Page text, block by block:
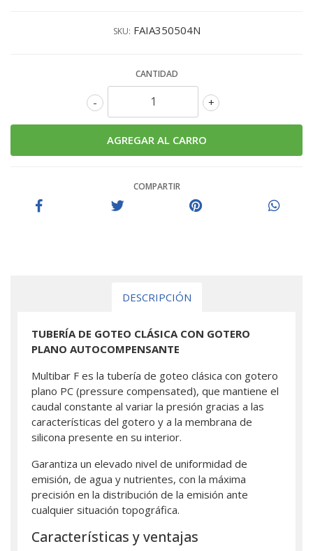
SKU: FAIA350504N
CANTIDAD
+
-
COMPARTIR
DESCRIPCIÓN
TUBERÍA DE GOTEO CLÁSICA CON GOTERO
PLANO AUTOCOMPENSANTE
Multibar F es la tubería de goteo clásica con gotero
plano PC (pressure compensated), que mantiene el
caudal constante al variar la presión gracias a las
características del gotero y a la membrana de
silicona presente en su interior.
Garantiza un elevado nivel de uniformidad de
emisión, de agua y nutrientes, con la máxima
precisión en la distribución de la emisión ante
cualquier situación topográfica.
Características y ventajas